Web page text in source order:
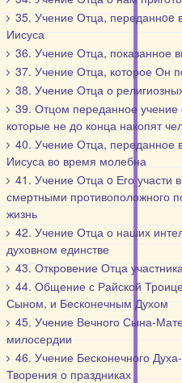
35. Учение Отца, переданнoe
Иисуса
36. Учение Отца, показанное
37. Учение Отца, которое Он
38. Учение Отца о
39. Отцом переданное
которые не до конца накопят
40. Учение Отца, переданное
Иисуса во время молебна
41. Учение Отца o Его участи
смертными противоположного
жизнь
42. Учение Отца о наших
духовном единстве
43. Откровение Отца
44. Общение с Райской
Сыном, и Бесконечным Духом
45. Учение Вечного Сына-
милосердии
46. Учение Бесконечного
Творения о праздниках